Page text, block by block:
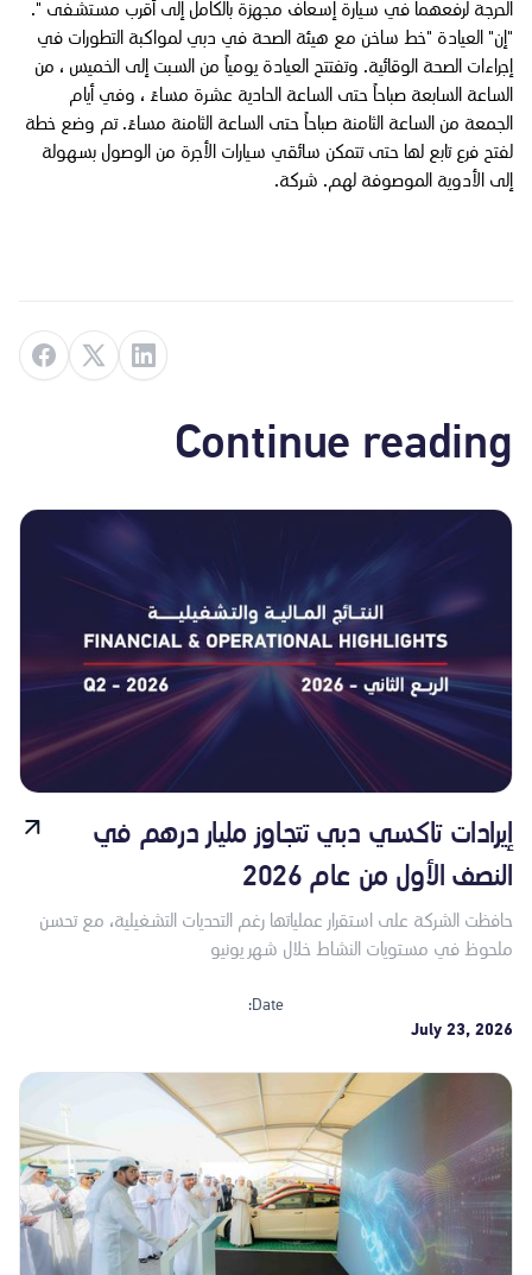
الحرجة لرفعهما في سيارة إسعاف مجهزة بالكامل إلى أقرب مستشفى ".
"إن" العيادة "خط ساخن مع هيئة الصحة في دبي لمواكبة التطورات في
إجراءات الصحة الوقائية. وتفتتح العيادة يومياً من السبت إلى الخميس ، من
الساعة السابعة صباحاً حتى الساعة الحادية عشرة مساءً ، وفي أيام
الجمعة من الساعة الثامنة صباحاً حتى الساعة الثامنة مساءً. تم وضع خطة
لفتح فرع تابع لها حتى تتمكن سائقي سيارات الأجرة من الوصول بسهولة
إلى الأدوية الموصوفة لهم. شركة.
Continue reading
إيرادات تاكسي دبي تتجاوز مليار درهم في
النصف الأول من عام 2026
حافظت الشركة على استقرار عملياتها رغم التحديات التشغيلية، مع تحسن
ملحوظ في مستويات النشاط خلال شهر يونيو
Date:
July 23, 2026